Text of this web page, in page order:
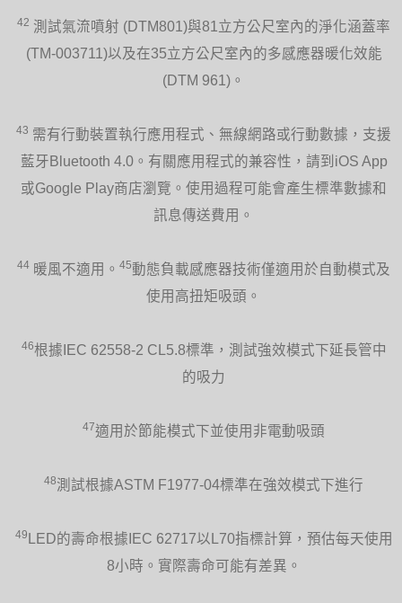
42 測試氣流噴射 (DTM801)與81立方公尺室內的淨化涵蓋率
(TM-003711)以及在35立方公尺室內的多感應器暖化效能
(DTM 961)。
43 需有行動裝置執行應用程式、無線網路或行動數據，支援
藍牙Bluetooth 4.0。有關應用程式的兼容性，請到iOS App
或Google Play商店瀏覽。使用過程可能會產生標準數據和
訊息傳送費用。
44 暖風不適用。 45動態負載感應器技術僅適用於自動模式及
使用高扭矩吸頭。
46根據IEC 62558-2 CL5.8標準，測試強效模式下延長管中
的吸力
47適用於節能模式下並使用非電動吸頭
48測試根據ASTM F1977-04標準在強效模式下進行
49
LED的壽命根據IEC 62717以L70指標計算，預估每天使用
8小時。實際壽命可能有差異。